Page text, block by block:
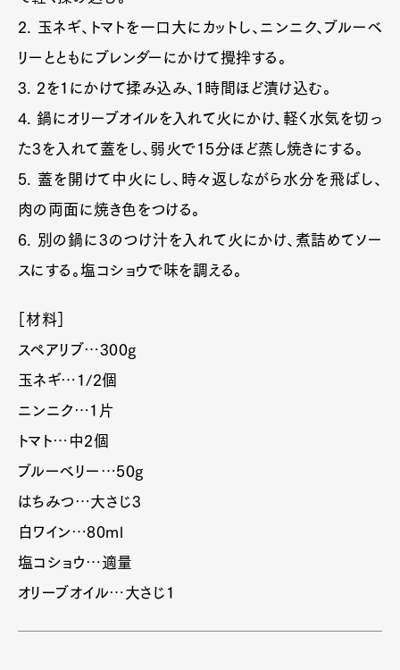
2. 玉ネギ、トマトを一口大にカットし、ニンニク、ブルーベ
リーとともにブレンダーにかけて攪拌する。
3. 2を1にかけて揉み込み、1時間ほど漬け込む。
4. 鍋にオリーブオイルを入れて火にかけ、軽く水気を切っ
た3を入れて蓋をし、弱火で15分ほど蒸し焼きにする。
5. 蓋を開けて中火にし、時々返しながら水分を飛ばし、
肉の両面に焼き色をつける。
6. 別の鍋に3のつけ汁を入れて火にかけ、煮詰めてソー
スにする。塩コショウで味を調える。
［材料］
スペアリブ…300g
玉ネギ…1/2個
ニンニク…1片
トマト…中2個
ブルーベリー…50g
はちみつ…大さじ3
白ワイン…80ml
塩コショウ…適量
オリーブオイル…大さじ1